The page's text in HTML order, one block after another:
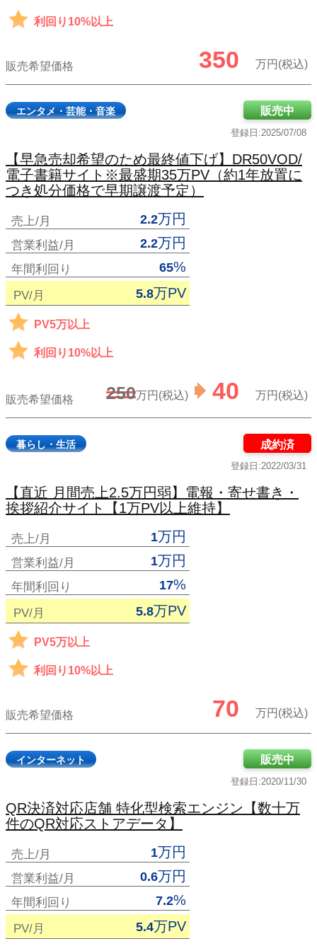
利回り10%以上
販売希望価格 350 万円(税込)
エンタメ・芸能・音楽
登録日:2025/07/08
販売中
【早急売却希望のため最終値下げ】DR50VOD/
電子書籍サイト※最盛期35万PV（約1年放置に
つき処分価格で早期譲渡予定）
売上/月 2.2万円
営業利益/月 2.2万円
年間利回り 65%
PV/月 5.8万PV
PV5万以上
利回り10%以上
販売希望価格 250万円(税込) 40 万円(税込)
暮らし・生活
登録日:2022/03/31
成約済
【直近 月間売上2.5万円弱】電報・寄せ書き・
挨拶紹介サイト【1万PV以上維持】
売上/月 1万円
営業利益/月 1万円
年間利回り 17%
PV/月 5.8万PV
PV5万以上
利回り10%以上
販売希望価格 70 万円(税込)
インターネット
登録日:2020/11/30
販売中
QR決済対応店舗 特化型検索エンジン【数十万
件のQR対応ストアデータ】
売上/月 1万円
営業利益/月 0.6万円
年間利回り 7.2%
PV/月 5.4万PV